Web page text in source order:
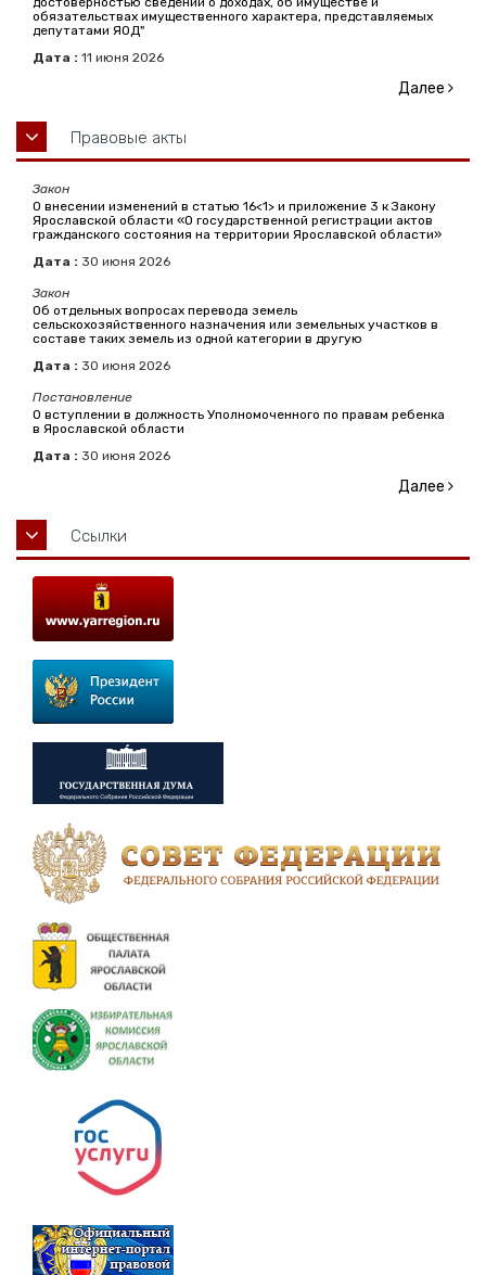
обязательствах имущественного характера, представляемых
депутатами ЯОД"
Дата : 11 июня 2026
Далее
Правовые акты
Закон
О внесении изменений в статью 16<1> и приложение 3 к Закону
Ярославской области «О государственной регистрации актов
гражданского состояния на территории Ярославской области»
Дата : 30 июня 2026
Закон
Об отдельных вопросах перевода земель
сельскохозяйственного назначения или земельных участков в
составе таких земель из одной категории в другую
Дата : 30 июня 2026
Постановление
О вступлении в должность Уполномоченного по правам ребенка
в Ярославской области
Дата : 30 июня 2026
Далее
Ссылки